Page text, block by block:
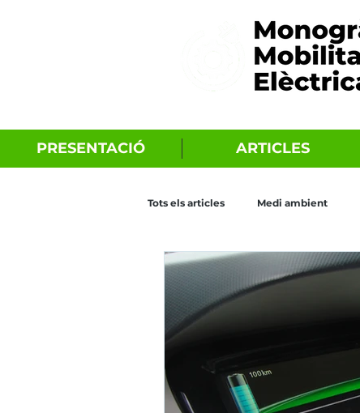
PRESENTACIÓ ARTICLES
Tots els articles Medi ambient